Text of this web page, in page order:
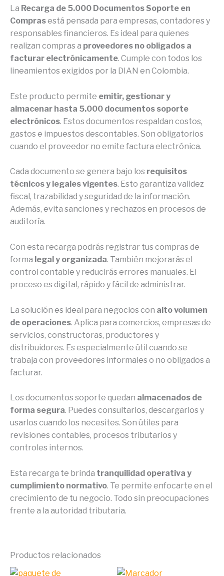
La Recarga de 5.000 Documentos Soporte en
Comprasestá pensada para empresas, contadores y
responsables financieros. Es ideal para quienes
realizan compras a proveedores no obligados a
facturar electrónicamente. Cumple con todos los
lineamientos exigidos por la DIAN en Colombia.
Este producto permite emitir, gestionar y
almacenar hasta 5.000 documentos soporte
electrónicos. Estos documentos respaldan costos,
gastos e impuestos descontables. Son obligatorios
cuando el proveedor no emite factura electrónica.
Cada documento se genera bajo los requisitos
técnicos y legales vigentes. Esto garantiza validez
fiscal, trazabilidad y seguridad de la información.
Además, evita sanciones y rechazos en procesos de
auditoría.
Con esta recarga podrás registrar tus compras de
forma legal y organizada. También mejorarás el
control contable y reducirás errores manuales. El
proceso es digital, rápido y fácil de administrar.
La solución es ideal para negocios con alto volumen
de operaciones. Aplica para comercios, empresas de
servicios, constructoras, productores y
distribuidores. Es especialmente útil cuando se
trabaja con proveedores informales o no obligados a
facturar.
Los documentos soporte quedan almacenados de
forma segura. Puedes consultarlos, descargarlos y
usarlos cuando los necesites. Son útiles para
revisiones contables, procesos tributarios y
controles internos.
Esta recarga te brinda tranquilidad operativa y
cumplimiento normativo. Te permite enfocarte en el
crecimiento de tu negocio. Todo sin preocupaciones
frente a la autoridad tributaria.
Productos relacionados